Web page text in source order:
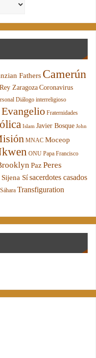
Fathers Camerún
Zaragoza Coronavirus
Diálogo interreligioso
Evangelio Fraternidades
Islam Javier Bosque John
MNAC Moceop
ONU Papa Francisco
Paz Peres
Sí sacerdotes casados
Sáhara Transfiguration